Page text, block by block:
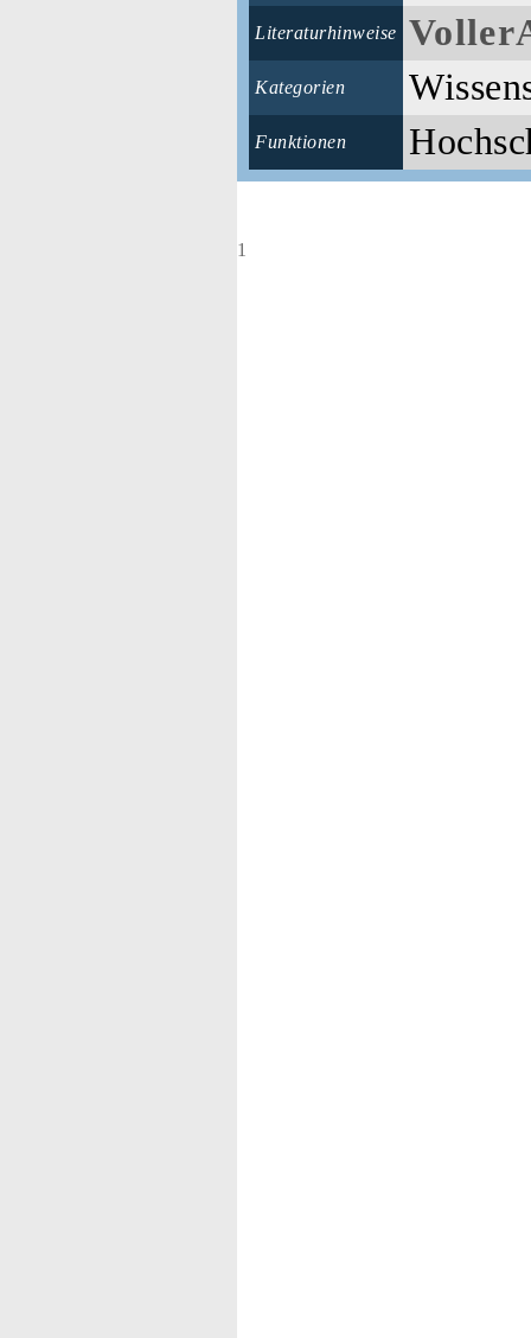
Literaturhinweise
Kategorien
Funktionen
1